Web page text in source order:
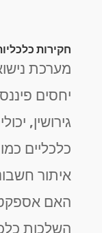
חקירות
מערכת
יחסים
גירושין,
כלכליים
איתור
האם
השלכות